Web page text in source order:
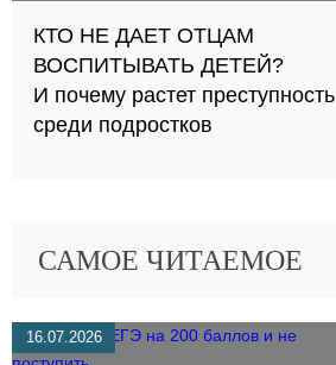
КТО НЕ ДАЕТ ОТЦАМ
ВОСПИТЫВАТЬ ДЕТЕЙ?
И почему растет преступность
среди подростков
САМОЕ ЧИТАЕМОЕ
16.07.2026